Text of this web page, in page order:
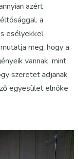
azért
a
esélyekkel
meg, hogy a
vannak, mint
szeretet adjanak
egyesület elnöke